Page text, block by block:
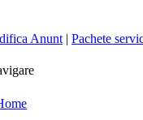
Anunt | Pachete